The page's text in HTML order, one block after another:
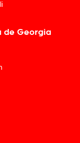
de Georgia